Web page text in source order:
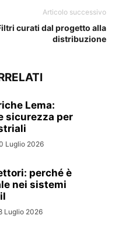
Articolo successivo
curati dal progetto alla
distribuzione
Lema:
sicurezza per
Luglio 2026
perché è
nei sistemi
Luglio 2026